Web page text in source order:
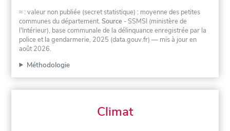
≈ : valeur non publiée (secret statistique) : moyenne des petites
communes du département.Source - SSMSI (ministère de
l'Intérieur), base communale de la délinquance enregistrée par la
police et la gendarmerie, 2025 (data.gouv.fr) — mis à jour en
août 2026.
Méthodologie
Climat